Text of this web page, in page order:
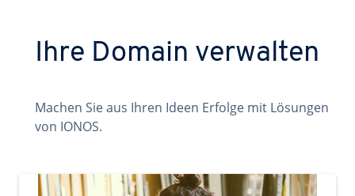
Ihre Domain verwalten
Machen Sie aus Ihren Ideen Erfolge mit Lösungen
von IONOS.